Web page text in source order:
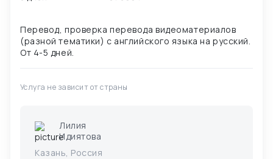
Перевод, проверка перевода видеоматериалов
(разной тематики) с английского языка на русский.
Услуга не зависит от страны
Лилия
Идиятова
Казань, Россия